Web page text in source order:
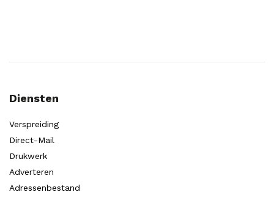
Diensten
Verspreiding
Direct-Mail
Drukwerk
Adverteren
Adressenbestand